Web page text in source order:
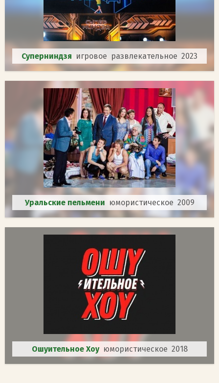
Суперниндзя игровое развлекательное 2023
Уральские пельмени юмористическое 2009
Ошуительное Хоу юмористическое 2018